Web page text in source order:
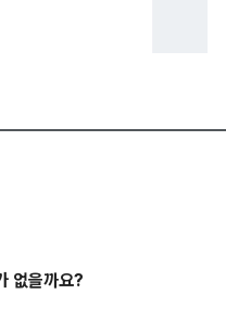
없을까요?